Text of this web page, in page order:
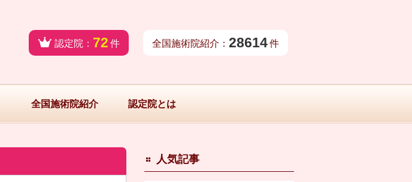
認定院： 72 件 全国施術院紹介： 28614件
全国施術院紹介 認定院とは
人気記事